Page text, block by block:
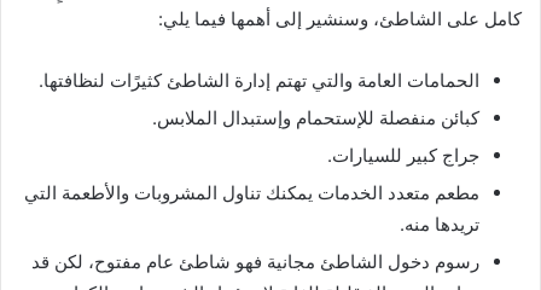
كامل على الشاطئ، وسنشير إلى أهمها فيما يلي:
الحمامات العامة والتي تهتم إدارة الشاطئ كثيرًات لنظافتها.
كبائن منفصلة للإستحمام وإستبدال الملابس.
جراج كبير للسيارات.
مطعم متعدد الخدمات يمكنك تناول المشروبات والأطعمة التي
تريدها منه.
رسوم دخول الشاطئ مجانية فهو شاطئ عام مفتوح، لكن قد